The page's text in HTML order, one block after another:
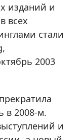
изданий и
всех
стали
2003
в 2008-м.
и